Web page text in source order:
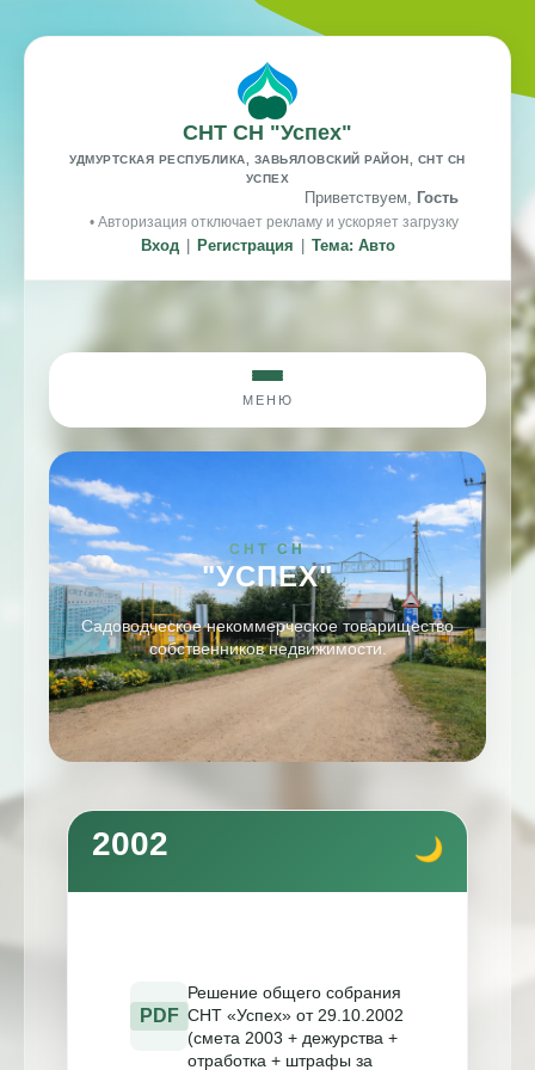
СНТ СН "Успех"
УДМУРТСКАЯ РЕСПУБЛИКА, ЗАВЬЯЛОВСКИЙ РАЙОН, СНТ СН
УСПЕХ
Приветствуем, Гость
• Авторизация отключает рекламу и ускоряет загрузку
Вход Регистрация Тема: Авто
МЕНЮ
СНТ СН
"УСПЕХ"
Садоводческое некоммерческое товарищество
собственников недвижимости.
2002
PDF
Решение общего собрания
СНТ «Успех» от 29.10.2002
(смета 2003 + дежурства +
отработка + штрафы за